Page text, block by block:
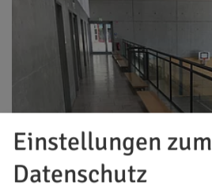
Einstellungen zum
Datenschutz